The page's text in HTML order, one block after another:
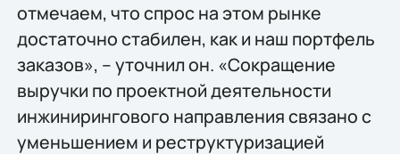
отмечаем, что спрос на этом рынке
достаточно стабилен, как и наш портфель
заказов», – уточнил он. «Сокращение
выручки по проектной деятельности
инжинирингового направления связано с
уменьшением и реструктуризацией